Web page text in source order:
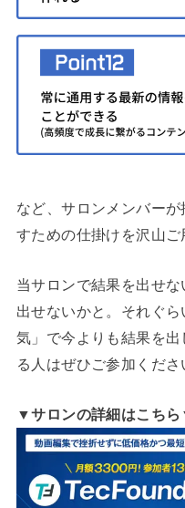
など、サロンメンバー
すための仕掛けを沢山ご
当サロンで結果を出せ
出せないかと。それぐ
気」で今よりも結果を
る人はぜひご参加くださ
▼サロンの詳細はこち